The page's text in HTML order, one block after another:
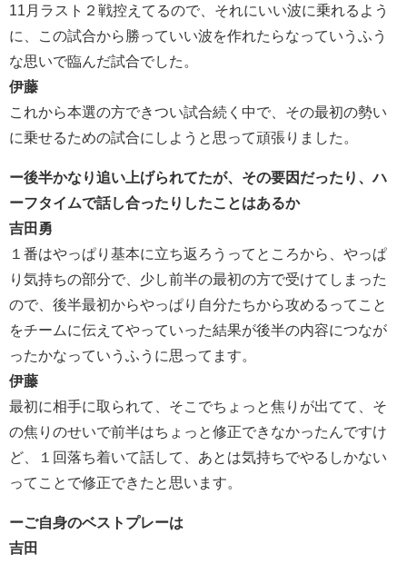
11月ラスト２戦控えてるので、それにいい波に乗れるよう
に、この試合から勝っていい波を作れたらなっていうふう
な思いで臨んだ試合でした。
伊藤
これから本選の方できつい試合続く中で、その最初の勢い
に乗せるための試合にしようと思って頑張りました。
ー後半かなり追い上げられてたが、その要因だったり、ハ
ーフタイムで話し合ったりしたことはあるか
吉田勇
１番はやっぱり基本に立ち返ろうってところから、やっぱ
り気持ちの部分で、少し前半の最初の方で受けてしまった
ので、後半最初からやっぱり自分たちから攻めるってこと
をチームに伝えてやっていった結果が後半の内容につなが
ったかなっていうふうに思ってます。
伊藤
最初に相手に取られて、そこでちょっと焦りが出てて、そ
の焦りのせいで前半はちょっと修正できなかったんですけ
ど、１回落ち着いて話して、あとは気持ちでやるしかない
ってことで修正できたと思います。
ーご自身のベストプレーは
吉田